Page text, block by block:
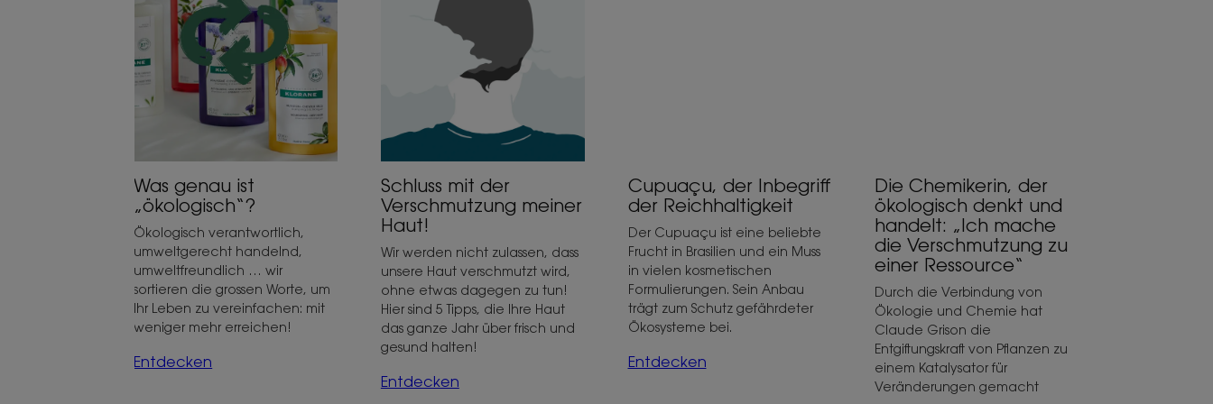
„ökologisch“?
Was genau ist
„ökologisch“?
Ökologisch verantwortlich,
umweltgerecht handelnd,
umweltfreundlich … wir
sortieren die grossen Worte, um
Ihr Leben zu vereinfachen: mit
weniger mehr erreichen!
Entdecken
Verschmutzung
Schluss mit der
Verschmutzung meiner
Haut!
Wir werden nicht zulassen, dass
unsere Haut verschmutzt wird,
ohne etwas dagegen zu tun!
Hier sind 5 Tipps, die Ihre Haut
das ganze Jahr über frisch und
gesund halten!
Entdecken
Cupuaçu, der Inbegriff
der Reichhaltigkeit
Der Cupuaçu ist eine beliebte
Frucht in Brasilien und ein Muss
in vielen kosmetischen
Formulierungen. Sein Anbau
trägt zum Schutz gefährdeter
Ökosysteme bei.
Entdecken
zu
einer
Ressource“
Die Chemikerin, der
ökologisch denkt und
handelt: „Ich mache
die Verschmutzung zu
einer Ressource“
Durch die Verbindung von
Ökologie und Chemie hat
Claude Grison die
Entgiftungskraft von Pflanzen zu
einem Katalysator für
Veränderungen gemacht